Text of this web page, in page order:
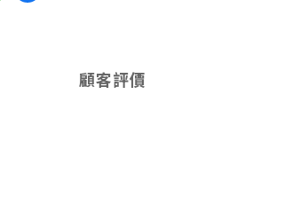
顧客評價